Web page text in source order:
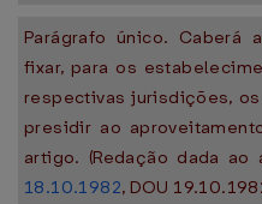
Parágrafo único. Caberá
fixar, para os
respectivas jurisdições,
presidir ao
artigo. (Redação dada ao
18.10.1982, DOU